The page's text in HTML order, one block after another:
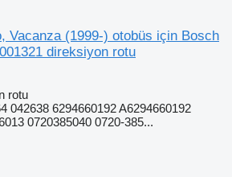
Vacanza (1999-) otobüs için Bosch
direksiyon rotu
rotu
042638 6294660192 A6294660192
0720385040 0720-385...